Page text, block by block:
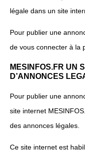
légale dans un site
Pour publier une
de vous connecter à la
MESINFOS.FR UN
D’ANNONCES
Pour publier une
site internet
des annonces légales.
Ce site internet est